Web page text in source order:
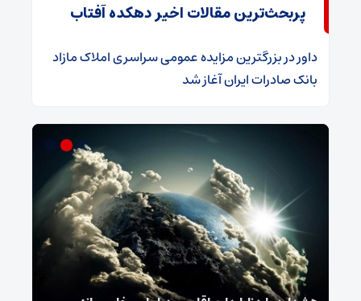
پربحث‌ترین مقالات اخیر دهکده آفتاب
داوردر​بزرگترین مزایده عمومی سراسری املاک مازاد
بانک صادرات ایران آغاز شد